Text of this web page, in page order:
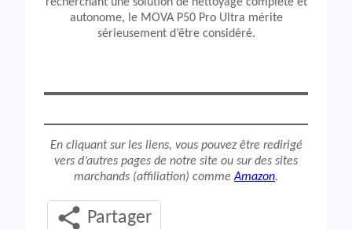
autonome, le MOVA P50 Pro Ultra mérite
sérieusement d’être considéré.
En cliquant sur les liens, vous pouvez être redirigé
vers d’autres pages de notre site ou sur des sites
marchands (affiliation) commeAmazon.
Partager